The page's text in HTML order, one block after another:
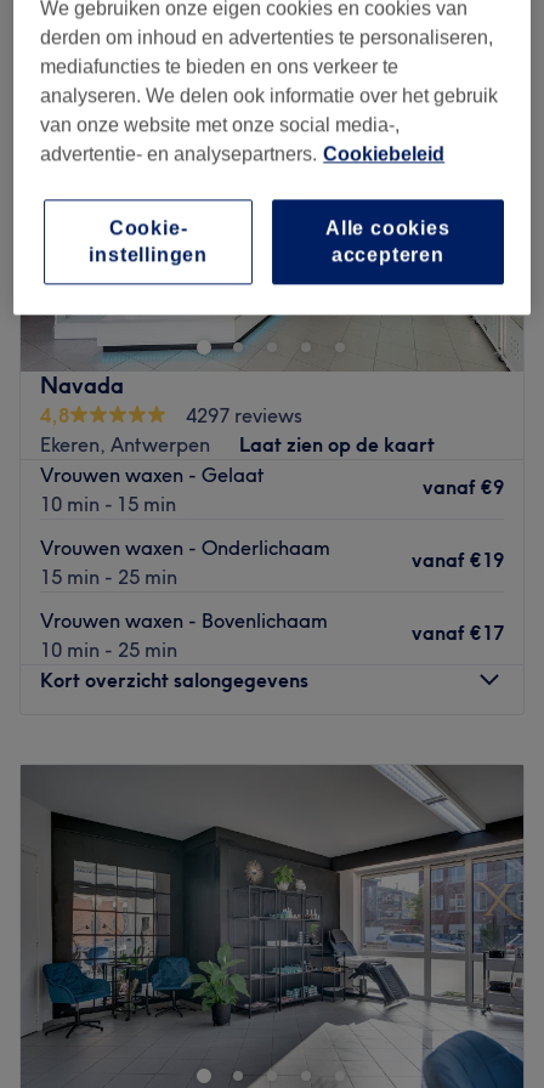
vrouwen harsen in de buurt van Kapellen, Provincie Antwerpen
Navada
4,8
4297 reviews
Ekeren, Antwerpen
Laat zien op de kaart
Vrouwen waxen - Gelaat
10 min - 15 min
vanaf €9
Vrouwen waxen - Onderlichaam
15 min - 25 min
vanaf €19
Vrouwen waxen - Bovenlichaam
10 min - 25 min
vanaf €17
Kort overzicht salongegevens
09:30–19:00
Gesloten
Donderdag
09:30–20:00
Vrijdag
09:30–19:00
Zaterdag
09:30– 18:00
Zondag
Gesloten
Schoonheidsinstituut Navada in Ekeren is een totaal
beauty concept waar jij je heerlijk kan laten verzorgen en
verwennen. Je kan hier dan ook terecht voor allerhande
klassieke schoonheidsbehandelingen zoals massages,
We gebruiken onze eigen cookies en cookies van
derden om inhoud en advertenties te personaliseren,
mediafuncties te bieden en ons verkeer te
analyseren. We delen ook informatie over het gebruik
van onze website met onze social media-,
advertentie- en analysepartners. Cookiebeleid
Alle cookies
accepteren
Cookie-
instellingen